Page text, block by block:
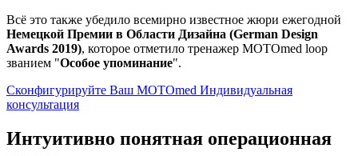
Всё это также убедило всемирно известное жюри ежегодной
Немецкой Премии в Области Дизайна (German Design
Awards 2019), которое отметило тренажер MOTOmed loop
званием "Особое упоминание".
Сконфигурируйте Ваш MOTOmed Индивидуальная
консультация
Интуитивно понятная операционная